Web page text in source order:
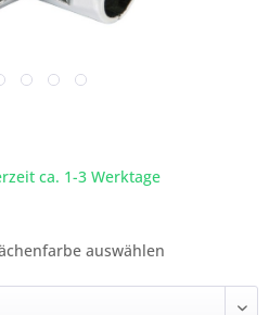
ca. 1-3 Werktage
auswählen